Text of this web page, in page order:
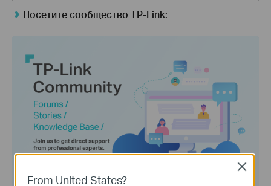
Посетите сообщество TP-Link:
From United States?
Close